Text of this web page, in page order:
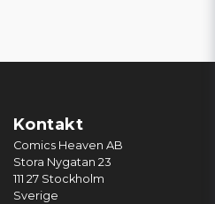
Kontakt
Comics Heaven AB
Stora Nygatan 23
111 27 Stockholm
Sverige